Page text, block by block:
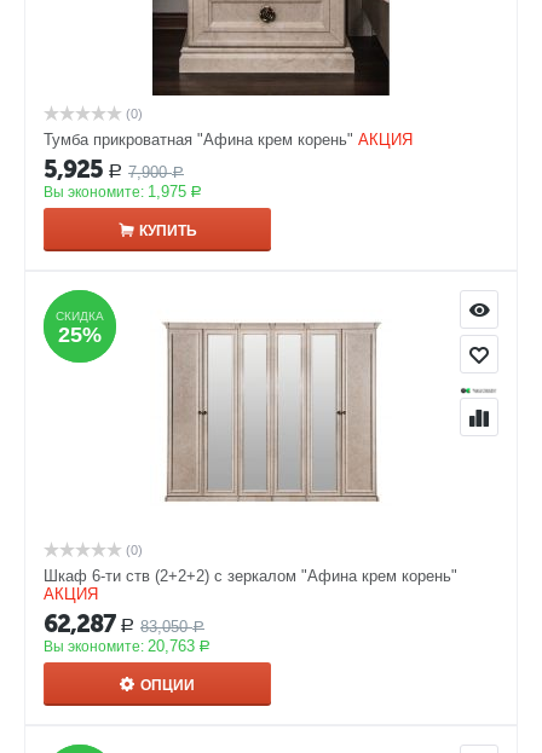
(0)
Тумба прикроватная "Афина крем корень" АКЦИЯ
5,925 Р 7,900 Р
Вы экономите: 1,975 Р
КУПИТЬ
СКИДКА
25%
СКИДКА
25%
(0)
Шкаф 6-ти ств (2+2+2) с зеркалом "Афина крем корень"
АКЦИЯ
62,287 Р 83,050 Р
Вы экономите: 20,763 Р
ОПЦИИ